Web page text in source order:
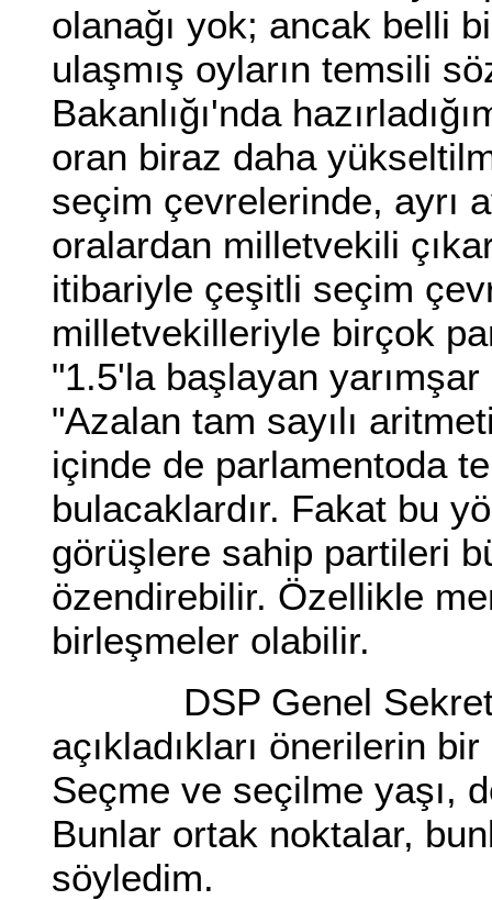
olanağı yok; ancak belli
ulaşmış oyların temsili
Bakanlığı'nda
oran biraz daha
seçim çevrelerinde, ayrı
oralardan milletvekili
itibariyle çeşitli seçim
milletvekilleriyle birçok
"1.5'la başlayan
"Azalan tam sayılı
içinde de parlamentoda
bulacaklardır. Fakat bu
görüşlere sahip partileri
özendirebilir. Özellikle
birleşmeler olabilir.
DSP Genel Sekreteri
açıkladıkları önerilerin
Seçme ve seçilme yaşı,
Bunlar ortak noktalar,
söyledim.